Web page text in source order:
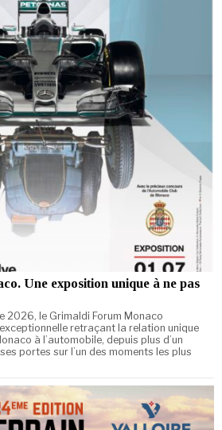
Une exposition unique à ne pas
2026, le Grimaldi Forum Monaco
retraçant la relation unique
à l’automobile, depuis plus d’un
portes sur l’un des moments les plus